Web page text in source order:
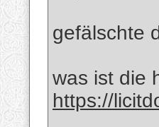
gefälschte
was ist die
https://